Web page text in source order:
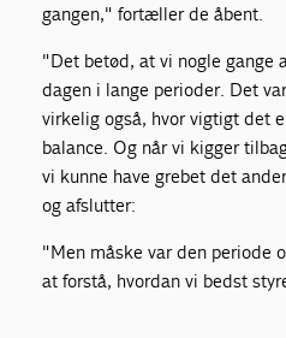
gangen," fortæller de åbent.
"Det betød, at vi nogle gange
dagen i lange perioder. Det
virkelig også, hvor vigtigt det
balance. Og når vi kigger
vi kunne have grebet det
og afslutter:
"Men måske var den periode
at forstå, hvordan vi bedst